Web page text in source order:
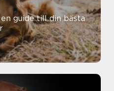
en guide till din bästa